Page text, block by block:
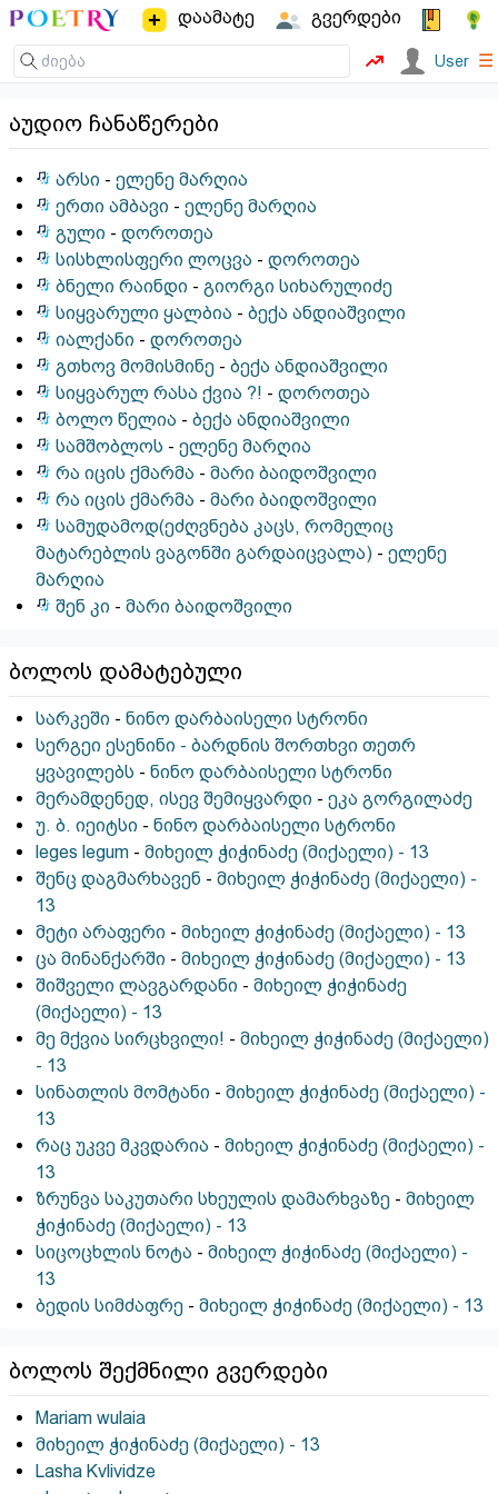
დაამატე გვერდები
User ☰
აუდიო ჩანაწერები
არსი -ელენე მარღია
ერთი ამბავი -ელენე მარღია
გული -დოროთეა
სისხლისფერი ლოცვა -დოროთეა
ბნელი რაინდი -გიორგი სიხარულიძე
სიყვარული ყალბია -ბექა ანდიაშვილი
იალქანი -დოროთეა
გთხოვ მომისმინე -ბექა ანდიაშვილი
სიყვარულ რასა ქვია ?! -დოროთეა
ბოლო წელია -ბექა ანდიაშვილი
სამშობლოს -ელენე მარღია
რა იცის ქმარმა -მარი ბაიდოშვილი
რა იცის ქმარმა -მარი ბაიდოშვილი
სამუდამოდ(ეძღვნება კაცს, რომელიც
მატარებლის ვაგონში გარდაიცვალა) - ელენე
მარღია
შენ კი -მარი ბაიდოშვილი
ბოლოს დამატებული
სარკეში - ნინო დარბაისელი სტრონი
სერგეი ესენინი - ბარდნის შორთხვი თეთრ
ყვავილებს - ნინო დარბაისელი სტრონი
მერამდენედ, ისევ შემიყვარდი - ეკა გორგილაძე
უ. ბ. იეიტსი - ნინო დარბაისელი სტრონი
leges legum - მიხეილ ჭიჭინაძე (მიქაელი) - 13
შენც დაგმარხავენ - მიხეილ ჭიჭინაძე (მიქაელი) -
13
მეტი არაფერი - მიხეილ ჭიჭინაძე (მიქაელი) - 13
ცა მინანქარში - მიხეილ ჭიჭინაძე (მიქაელი) - 13
შიშველი ლავგარდანი - მიხეილ ჭიჭინაძე
(მიქაელი) - 13
მე მქვია სირცხვილი! - მიხეილ ჭიჭინაძე (მიქაელი)
- 13
სინათლის მომტანი - მიხეილ ჭიჭინაძე (მიქაელი) -
13
რაც უკვე მკვდარია - მიხეილ ჭიჭინაძე (მიქაელი) -
13
ზრუნვა საკუთარი სხეულის დამარხვაზე - მიხეილ
ჭიჭინაძე (მიქაელი) - 13
სიცოცხლის ნოტა - მიხეილ ჭიჭინაძე (მიქაელი) -
13
ბედის სიმძაფრე - მიხეილ ჭიჭინაძე (მიქაელი) - 13
ბოლოს შექმნილი გვერდები
Mariam wulaia
მიხეილ ჭიჭინაძე (მიქაელი) - 13
Lasha Kvlividze